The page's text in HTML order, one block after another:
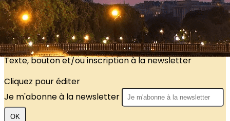
Images de la page d'accueil
Cliquez pour éditer
Texte, bouton et/ou inscription à la newsletter
Cliquez pour éditer
Je m'abonne à la newsletter
OK